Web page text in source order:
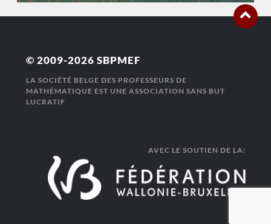
© 2009-2026 SBPMEF
LA SOCIÉTÉ BELGE DES PROFESSEURS DE
MATHÉMATIQUE EST UNE ASSOCIATION SANS BUT
LUCRATIF
AVEC LE SOUTIEN DE LA: